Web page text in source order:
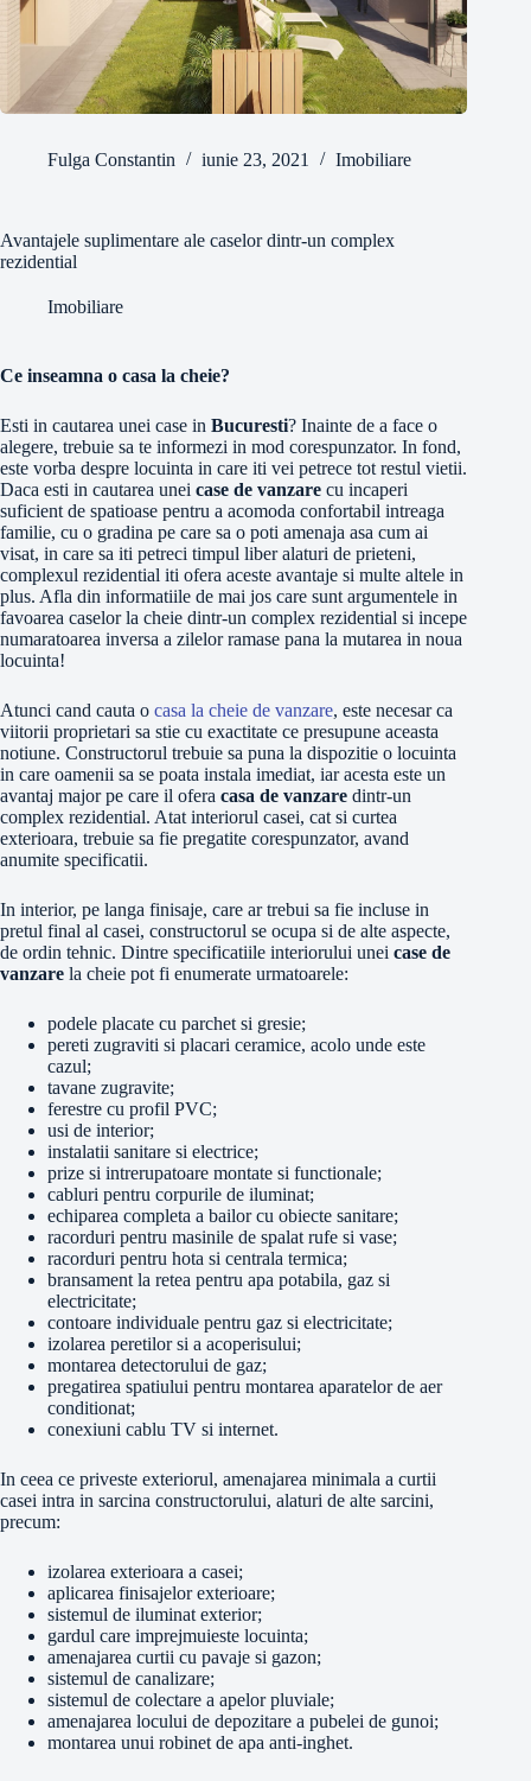
Fulga Constantin iunie 23, 2021 Imobiliare
Avantajele suplimentare ale caselor dintr-un complex
rezidential
Imobiliare
Ce inseamna o casa la cheie?
Esti in cautarea unei case in Bucuresti? Inainte de a face o
alegere, trebuie sa te informezi in mod corespunzator. In fond,
este vorba despre locuinta in care iti vei petrece tot restul vietii.
Daca esti in cautarea unei case de vanzare cu incaperi
suficient de spatioase pentru a acomoda confortabil intreaga
familie, cu o gradina pe care sa o poti amenaja asa cum ai
visat, in care sa iti petreci timpul liber alaturi de prieteni,
complexul rezidential iti ofera aceste avantaje si multe altele in
plus. Afla din informatiile de mai jos care sunt argumentele in
favoarea caselor la cheie dintr-un complex rezidential si incepe
numaratoarea inversa a zilelor ramase pana la mutarea in noua
locuinta!
Atunci cand cauta o casa la cheie de vanzare, este necesar ca
viitorii proprietari sa stie cu exactitate ce presupune aceasta
notiune. Constructorul trebuie sa puna la dispozitie o locuinta
in care oamenii sa se poata instala imediat, iar acesta este un
avantaj major pe care il ofera casa de vanzare dintr-un
complex rezidential. Atat interiorul casei, cat si curtea
exterioara, trebuie sa fie pregatite corespunzator, avand
anumite specificatii.
In interior, pe langa finisaje, care ar trebui sa fie incluse in
pretul final al casei, constructorul se ocupa si de alte aspecte,
de ordin tehnic. Dintre specificatiile interiorului unei case de
vanzare la cheie pot fi enumerate urmatoarele:
podele placate cu parchet si gresie;
pereti zugraviti si placari ceramice, acolo unde este
cazul;
tavane zugravite;
ferestre cu profil PVC;
usi de interior;
instalatii sanitare si electrice;
prize si intrerupatoare montate si functionale;
cabluri pentru corpurile de iluminat;
echiparea completa a bailor cu obiecte sanitare;
racorduri pentru masinile de spalat rufe si vase;
racorduri pentru hota si centrala termica;
bransament la retea pentru apa potabila, gaz si
electricitate;
contoare individuale pentru gaz si electricitate;
izolarea peretilor si a acoperisului;
montarea detectorului de gaz;
pregatirea spatiului pentru montarea aparatelor de aer
conditionat;
conexiuni cablu TV si internet.
In ceea ce priveste exteriorul, amenajarea minimala a curtii
casei intra in sarcina constructorului, alaturi de alte sarcini,
precum:
izolarea exterioara a casei;
aplicarea finisajelor exterioare;
sistemul de iluminat exterior;
gardul care imprejmuieste locuinta;
amenajarea curtii cu pavaje si gazon;
sistemul de canalizare;
sistemul de colectare a apelor pluviale;
amenajarea locului de depozitare a pubelei de gunoi;
montarea unui robinet de apa anti-inghet.